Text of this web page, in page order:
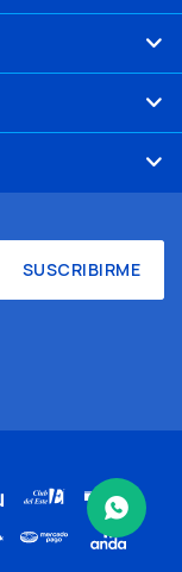
SUSCRIBIRME